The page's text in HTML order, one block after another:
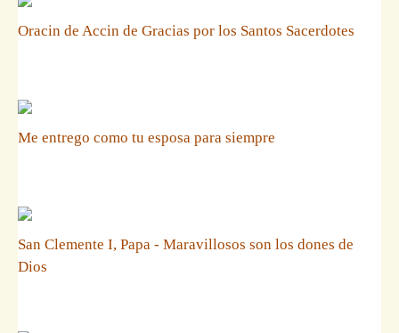
Oracin de Accin de Gracias por los Santos Sacerdotes
Me entrego como tu esposa para siempre
San Clemente I, Papa - Maravillosos son los dones de
Dios